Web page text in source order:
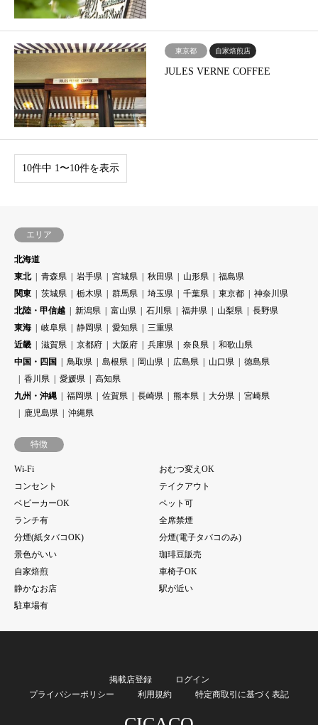
東京都 自家焙煎店
JULES VERNE COFFEE
10件中 1〜10件を表示
エリア
北海道
東北
青森県 岩手県 宮城県 秋田県 山形県
福島県
関東
茨城県 栃木県 群馬県 埼玉県 千葉県 東京都
神奈川県
北陸・甲信越
新潟県 富山県 石川県 福井県 山梨県
長野県
東海
岐阜県 静岡県 愛知県
三重県
近畿
滋賀県 京都府 大阪府 兵庫県 奈良県
和歌山県
中国・四国
鳥取県 島根県 岡山県 広島県 山口県
徳島県
香川県
愛媛県
高知県
九州・沖縄
福岡県 佐賀県 長崎県 熊本県 大分県
宮崎県
鹿児島県
沖縄県
特徴
Wi-Fi
おむつ変えOK
コンセント
テイクアウト
ベビーカーOK
ペット可
ランチ有
全席禁煙
分煙(紙タバコOK)
分煙(電子タバコのみ)
景色がいい
珈琲豆販売
自家焙煎
車椅子OK
静かなお店
駅が近い
駐車場有
掲載店登録
ログイン
プライバシーポリシー
利用規約 特定商取引に基づく表記